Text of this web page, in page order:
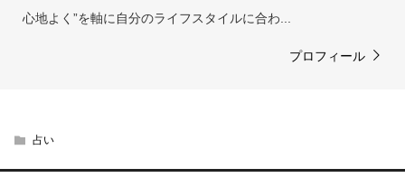
心地よく”を軸に自分のライフスタイルに合わ...
プロフィール
占い